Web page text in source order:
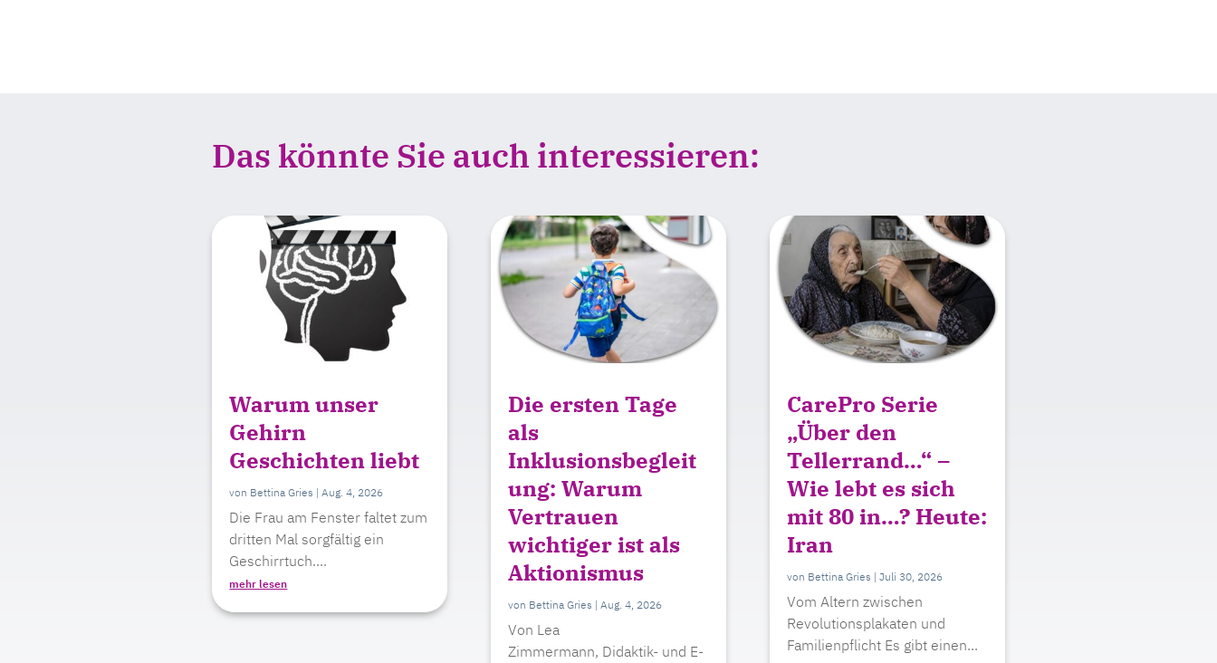
Das könnte Sie auch interessieren:
Warum unser
Gehirn
Geschichten liebt
von Bettina Gries | Aug. 4, 2026
Die Frau am Fenster faltet zum
dritten Mal sorgfältig ein
Geschirrtuch....
mehr lesen
Die ersten Tage
als
Inklusionsbegleit
ung: Warum
Vertrauen
wichtiger ist als
Aktionismus
von Bettina Gries | Aug. 4, 2026
Von Lea
Zimmermann, Didaktik- und E-
CarePro Serie
„Über den
Tellerrand…“ –
Wie lebt es sich
mit 80 in…? Heute:
Iran
von Bettina Gries | Juli 30, 2026
Vom Altern zwischen
Revolutionsplakaten und
Familienpflicht Es gibt einen...